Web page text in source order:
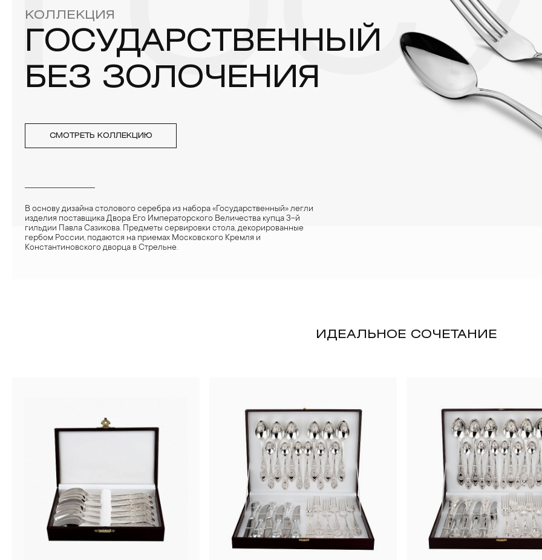
КОЛЛЕКЦИЯ
ГОСУДАРСТВЕННЫЙ
БЕЗ ЗОЛОЧЕНИЯ
СМОТРЕТЬ КОЛЛЕКЦИЮ
В основу дизайна столового серебра из набора «Государственный» легли
изделия поставщика Двора Его Императорского Величества купца 3-й
гильдии Павла Сазикова. Предметы сервировки стола, декорированные
гербом России, подаются на приемах Московского Кремля и
Константиновского дворца в Стрельне.
ИДЕАЛЬНОЕ СОЧЕТАНИЕ